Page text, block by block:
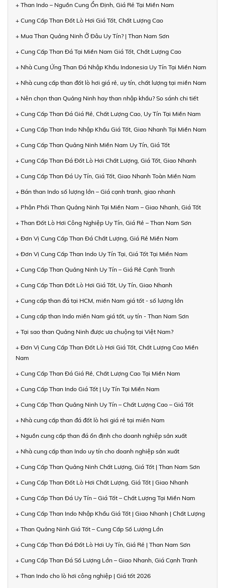
+ Than Indo – Nguồn Cung Ổn Định, Giá Rẻ Tại Miền Nam
+ Cung Cấp Than Đốt Lò Hơi Giá Tốt, Chất Lượng Cao
+ Mua Than Quảng Ninh Ở Đâu Uy Tín? | Than Nam Sơn
+ Cung Cấp Than Đá Tại Miền Nam Giá Tốt, Chất Lượng Cao
+ Nhà Cung Ứng Than Đá Nhập Khẩu Indonesia Uy Tín Tại Miền Nam
+ Nhà cung cấp than đốt lò hơi giá rẻ, uy tín, chất lượng tại miền Nam
+ Nên chọn than Quảng Ninh hay than nhập khẩu? So sánh chi tiết
+ Cung Cấp Than Đá Giá Rẻ, Chất Lượng Cao, Uy Tín Tại Miền Nam
+ Cung Cấp Than Indo Nhập Khẩu Giá Tốt, Giao Nhanh Tại Miền Nam
+ Cung Cấp Than Quảng Ninh Miền Nam Uy Tín, Giá Tốt
+ Cung Cấp Than Đá Đốt Lò Hơi Chất Lượng, Giá Tốt, Giao Nhanh
+ Cung Cấp Than Đá Uy Tín, Giá Tốt, Giao Nhanh Toàn Miền Nam
+ Bán than Indo số lượng lớn – Giá cạnh tranh, giao nhanh
+ Phân Phối Than Quảng Ninh Tại Miền Nam – Giao Nhanh, Giá Tốt
+ Than Đốt Lò Hơi Công Nghiệp Uy Tín, Giá Rẻ – Than Nam Sơn
+ Đơn Vị Cung Cấp Than Đá Chất Lượng, Giá Rẻ Miền Nam
+ Đơn Vị Cung Cấp Than Indo Uy Tín Tại, Giá Tốt Tại Miền Nam
+ Cung Cấp Than Quảng Ninh Uy Tín – Giá Rẻ Cạnh Tranh
+ Cung Cấp Than Đốt Lò Hơi Giá Tốt, Uy Tín, Giao Nhanh
+ Cung cấp than đá tại HCM, miền Nam giá tốt - số lượng lớn
+ Cung cấp than Indo miền Nam giá tốt, uy tín - Than Nam Sơn
+ Tại sao than Quảng Ninh được ưa chuộng tại Việt Nam?
+ Đơn Vị Cung Cấp Than Đốt Lò Hơi Giá Tốt, Chất Lượng Cao Miền
Nam
+ Cung Cấp Than Đá Giá Rẻ, Chất Lượng Cao Tại Miền Nam
+ Cung Cấp Than Indo Giá Tốt | Uy Tín Tại Miền Nam
+ Cung Cấp Than Quảng Ninh Uy Tín – Chất Lượng Cao – Giá Tốt
+ Nhà cung cấp than đá đốt lò hơi giá rẻ tại miền Nam
+ Nguồn cung cấp than đá ổn định cho doanh nghiệp sản xuất
+ Nhà cung cấp than Indo uy tín cho doanh nghiệp sản xuất
+ Cung Cấp Than Quảng Ninh Chất Lượng, Giá Tốt | Than Nam Sơn
+ Cung Cấp Than Đốt Lò Hơi Chất Lượng, Giá Tốt | Giao Nhanh
+ Cung Cấp Than Đá Uy Tín – Giá Tốt – Chất Lượng Tại Miền Nam
+ Cung Cấp Than Indo Nhập Khẩu Giá Tốt | Giao Nhanh | Chất Lượng
+ Than Quảng Ninh Giá Tốt – Cung Cấp Số Lượng Lớn
+ Cung Cấp Than Đá Đốt Lò Hơi Uy Tín, Giá Rẻ | Than Nam Sơn
+ Cung Cấp Than Đá Số Lượng Lớn – Giao Nhanh, Giá Cạnh Tranh
+ Than Indo cho lò hơi công nghiệp | Giá tốt 2026